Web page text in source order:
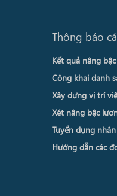
Thông báo
Kết quả nâng
Công khai danh
Xây dựng vị trí
Xét nâng bậc
Tuyển dụng
Hướng dẫn các